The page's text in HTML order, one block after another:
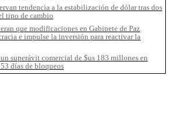
tendencia a la estabilización de dólar tras dos
tipo de cambio
que modificaciones en Gabinete de Paz
e impulse la inversión para reactivar la
superávit comercial de $us 183 millones en
días de bloqueos